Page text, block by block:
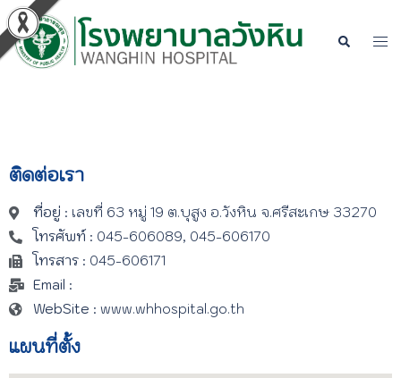
ติดต่อเรา
ที่อยู่ : เลขที่ 63 หมู่ 19 ต.บุสูง อ.วังหิน จ.ศรีสะเกษ 33270
โทรศัพท์: 045-606089, 045-606170
โทรสาร: 045-606171
Email :
WebSite : www.whhospital.go.th
แผนที่ตั้ง